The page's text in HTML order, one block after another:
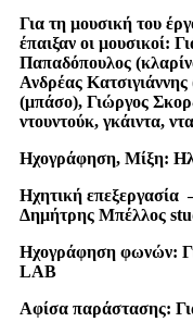
Για τη μουσική του
έπαιξαν οι μουσικοί:
Παπαδόπουλος
Ανδρέας
(μπάσο), Γιώργος
ντουντούκ, γκάιντα,
Ηχογράφηση, Μίξη:
Ηχητική επεξεργασία
Δημήτρης Μπέλλος
Ηχογράφηση φωνών:
LAB
Αφίσα παράστασης: